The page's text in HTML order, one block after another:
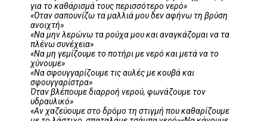
για το καθάρισμά τους περισσότερο νερό»
«Όταν σαπουνίζω τα μαλλιά μου δεν αφήνω τη βρύση
ανοιχτή»
«Να μην λερώνω τα ρούχα μου και αναγκάζομαι να τα
πλένω συνέχεια»
«Να μη γεμίζουμε το ποτήρι με νερό και μετά να το
χύνουμε»
«Να σφουγγαρίζουμε τις αυλές με κουβά και
σφουγγαρίστρα»
Όταν βλέπουμε διαρροή νερού, φωνάζουμε τον
υδραυλικό»
«Αν χαζεύουμε στο δρόμο τη στιγμή που καθαρίζουμε